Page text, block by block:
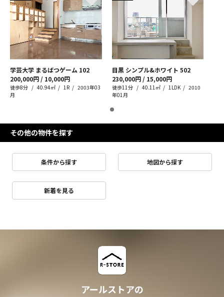
学芸大学 まるばつゲーム 102
200,000円 / 10,000円
徒歩8分 40.94㎡ 1R
2003年03
月
目黒 シンプル&ホワイト 502
230,000円 / 15,000円
徒歩11分 40.11㎡ 1LDK
2010
年01月
その他の物件を探す
条件から探す 地図から探す
新着を見る
アールストアの